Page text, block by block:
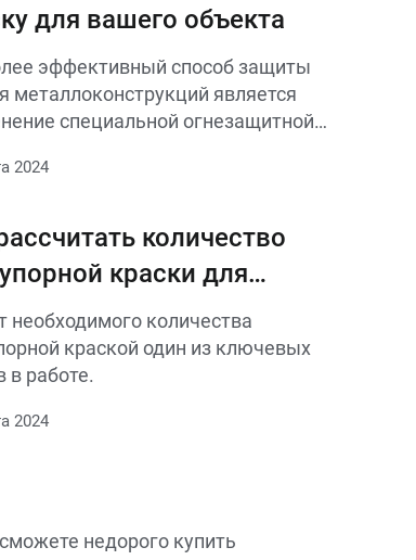
для вашего объекта
эффективный способ защиты
металлоконструкций является
специальной огнезащитной
2024
количество
краски для
методы
советы
необходимого количества
краской один из ключевых
в работе.
2024
недорого купить